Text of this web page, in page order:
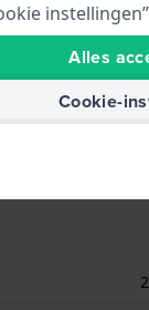
van
te douchen.
Alles
Cookie-